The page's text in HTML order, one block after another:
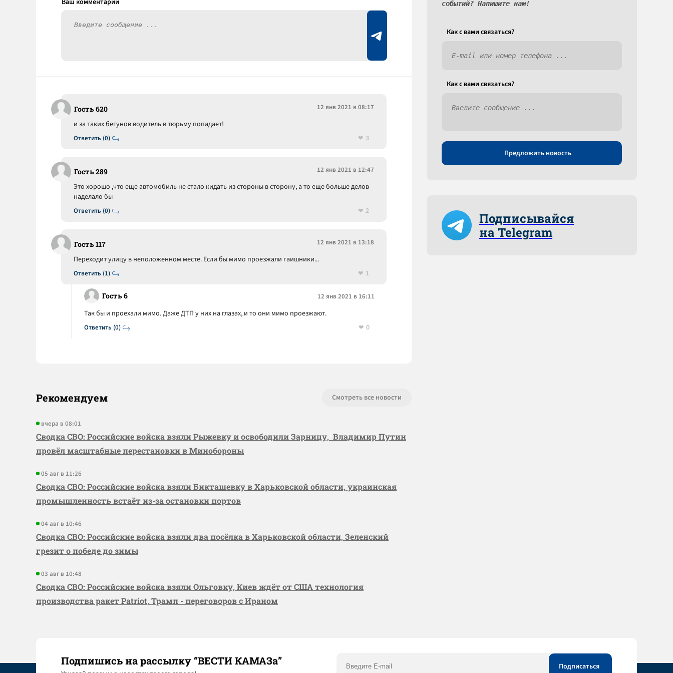
Гость 620 12 янв 2021 в 08:17
Ответить (0)
и за таких бегунов водитель в тюрьму попадает!
3
Гость 289 12 янв 2021 в 12:47
Ответить (0)
Это хорошо ,что еще автомобиль не стало кидать из стороны в сторону, а то еще больше делов
наделало бы
2
Гость 117 12 янв 2021 в 13:18
Ответить (1)
Переходит улицу в неположенном месте. Если бы мимо проезжали гаишники...
1
Гость 6 12 янв 2021 в 16:11
Ответить (0)
Так бы и проехали мимо. Даже ДТП у них на глазах, и то они мимо проезжают.
0
Рекомендуем Смотреть все новости
вчера в 08:01
Сводка СВО: Российские войска взяли Рыжевку и освободили Зарницу, Владимир Путин
провёл масштабные перестановки в Минобороны
05 авг в 11:26
Сводка СВО: Российские войска взяли Бикташевку в Харьковской области, украинская
промышленность встаёт из-за остановки портов
04 авг в 10:46
Сводка СВО: Российские войска взяли два посёлка в Харьковской области, Зеленский
грезит о победе до зимы
03 авг в 10:48
Сводка СВО: Российские войска взяли Ольговку, Киев ждёт от США технология
производства ракет Patriot, Трамп - переговоров с Ираном
событий? Напишите нам!
Как c вами связаться?
Как c вами связаться?
Предложить новость
Подписывайся
на Telegram
Подпишись на рассылку “ВЕСТИ КАМАЗа”